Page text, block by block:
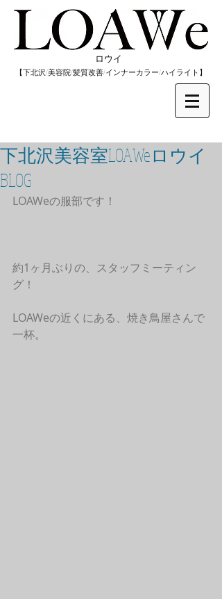
​ロウイ
​【下北沢/美容院/髪質改善/インナーカラー/​ハイライト】
下北沢美容室LOAWeロウイ
BLOG
LOAWeの服部です！
約1ヶ月ぶりの、スタッフミーティン
グ！
LOAWeの近くにある、焼き鳥屋さんで
一杯。